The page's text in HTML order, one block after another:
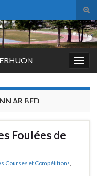
AR BED
Foulées de
Courses et Compétitions